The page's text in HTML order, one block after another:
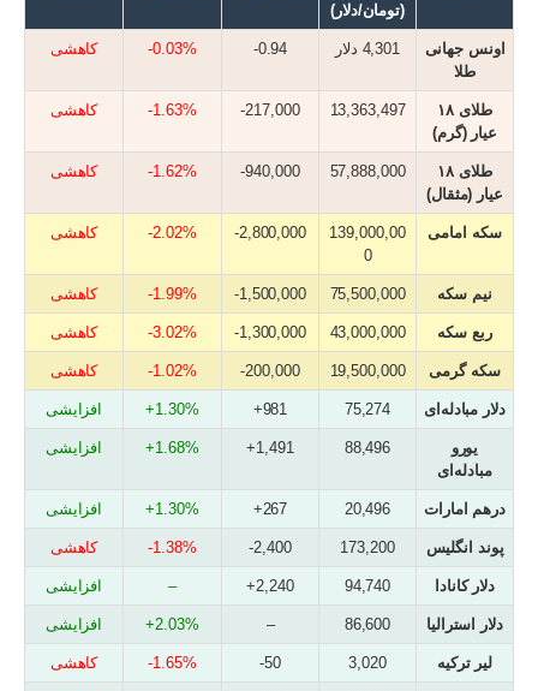
(تومان/دلار)
اونس جهانی
4,301 دلار 0.94-
0.03%- کاهشی
طلای ۱۸
عیار (گرم)
13,363,497
217,000-
1.63%- کاهشی
طلای ۱۸
عیار (مثقال)
57,888,000
940,000-
1.62%- کاهشی
سکه امامی
139,000,00
2,800,000-
2.02%- کاهشی
نیم سکه 75,500,000
1,500,000-
1.99%- کاهشی
ربع سکه 43,000,000
1,300,000-
3.02%- کاهشی
سکه گرمی 19,500,000
200,000-
1.02%- کاهشی
دلار مبادله‌ای 75,274
981+
1.30%+ افزایشی
یورو
مبادله‌ای
88,496
1,491+
1.68%+ افزایشی
درهم امارات 20,496
267+
1.30%+ افزایشی
پوند انگلیس 173,200
2,400-
1.38%- کاهشی
دلار کانادا 94,740
2,240+ افزایشی
دلار استرالیا 86,600
2.03%+ افزایشی
لیر ترکیه 3,020
1.65%- کاهشی